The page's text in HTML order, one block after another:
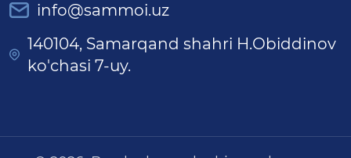
info@sammoi.uz
140104, Samarqand shahri H.Obiddinov
ko'chasi 7-uy.